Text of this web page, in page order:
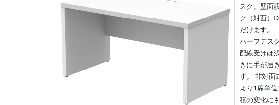
スク。壁面
ク（対面）
だけます。
ハーフデス
配線受けは
きに手が届
す。 非対面
より1席単
積の変化に